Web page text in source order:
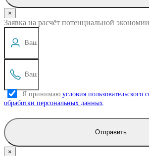
×
Заявка на расчёт потенциальной экономии
Я принимаю условия пользовательского
обработки персональных данных
Отправить
×